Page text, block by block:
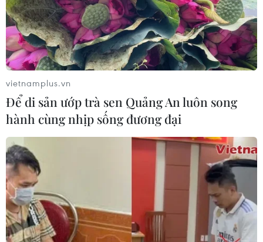
vietnamplus.vn
Để di sản ướp trà sen Quảng An luôn song
hành cùng nhịp sống đương đại